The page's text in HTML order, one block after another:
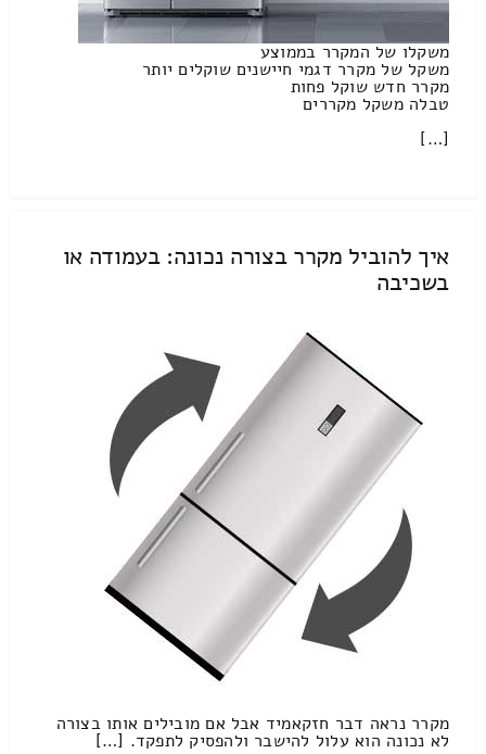
משקלו של המקרר בממוצע
משקל של מקרר דגמי חיישנים שוקלים יותר
מקרר חדש שוקל פחות
טבלה משקל מקררים
[…]
איך להוביל מקרר בצורה נכונה: בעמודה או
בשכיבה
מקרר נראה דבר חזקאמיד אבל אם מובילים אותו בצורה
לא נכונה הוא עלול להישבר ולהפסיק לתפקד. […]